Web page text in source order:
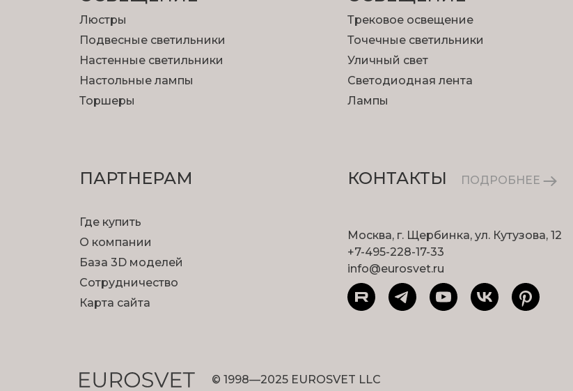
Люстры
Подвесные светильники
Настенные светильники
Настольные лампы
Торшеры
Трековое освещение
Точечные светильники
Уличный свет
Светодиодная лента
Лампы
ПАРТНЕРАМ
Где купить
О компании
База 3D моделей
Сотрудничество
Карта сайта
КОНТАКТЫ ПОДРОБНЕЕ
Москва, г. Щербинка, ул. Кутузова, 12
+7-495-228-17-33
info@eurosvet.ru
© 1998—2025 EUROSVET LLC